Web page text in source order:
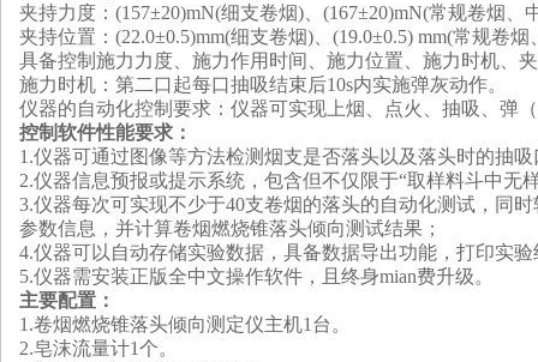
夹持力度： (157±20)mN(细支卷烟) (167±20)mN(常规卷烟、
夹持位置： (22.0±0.5)mm(细支卷烟) (19.0±0.5) mm(常规卷烟
具备控制施力力度、施力作用时间、施力位置、施力时机、
施力时机：第二口起每口抽吸结束后10s内实施弹灰动作。
仪器的自动化控制要求：仪器可实现上烟、点火、抽吸、弹
控制软件性能要求：
1 .仪器可通过图像等方法检测烟支是否落头以及落头时的抽
2.仪器信息预报或提示系统，包含但不仅限于“取样料斗中
3.仪器每次可实现不少于40支卷烟的落头的自动化测试，同
参数信息，并计算卷烟燃烧锥落头倾向测试结果；
4.仪器可以自动存储实验数据，具备数据导出功能，打印实验
5.仪器需安装正版全中文操作软件，且终身mian费升级。
主要配置：
1 .卷烟燃烧锥落头倾向测定仪主机1台。
2.皂沫流量计1个。